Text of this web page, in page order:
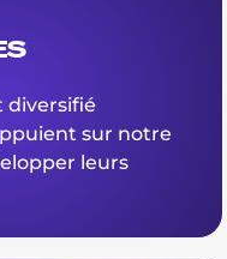
diversifié
sur notre
leurs